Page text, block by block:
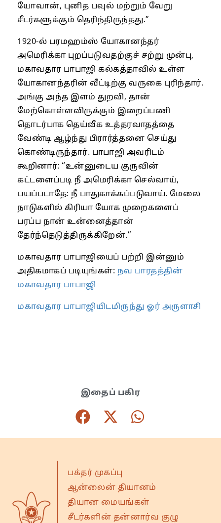
யோவான், புனித பவுல் மற்றும் வேறு
சீடர்களுக்கும் தெரிந்திருந்தது.”
1920-ல் பரமஹம்ஸ் யோகானந்தர்
அமெரிக்கா புறப்படுவதற்குச் சற்று முன்பு,
மகாவதார பாபாஜி கல்கத்தாவில் உள்ள
யோகானந்தரின் வீட்டிற்கு வருகை புரிந்தார்.
அங்கு அந்த இளம் துறவி, தான்
மேற்கொள்ளவிருக்கும் இறைப்பணி
தொடர்பாக தெய்வீக உத்தரவாதத்தை
வேண்டி ஆழ்ந்து பிரார்த்தனை செய்து
கொண்டிருந்தார். பாபாஜி அவரிடம்
கூறினார்: “உன்னுடைய குருவின்
கட்டளைப்படி நீ அமெரிக்கா செல்வாய்,
பயப்படாதே: நீ பாதுகாக்கப்படுவாய். மேலை
நாடுகளில் கிரியா யோக முறைகளைப்
பரப்ப நான் உன்னைத்தான்
தேர்ந்தெடுத்திருக்கிறேன்.”
மகாவதார பாபாஜியைப் பற்றி இன்னும்
அதிகமாகப் படியுங்கள்: நவ பாரதத்தின்
மகாவதார பாபாஜி
மகாவதார பாபாஜியிடமிருந்து ஓர் அருளாசி
இதைப் பகிர
பக்தர் முகப்பு
ஆன்லைன் தியானம்
தியான மையங்கள்
சீடர்களின் தன்னார்வ குழு